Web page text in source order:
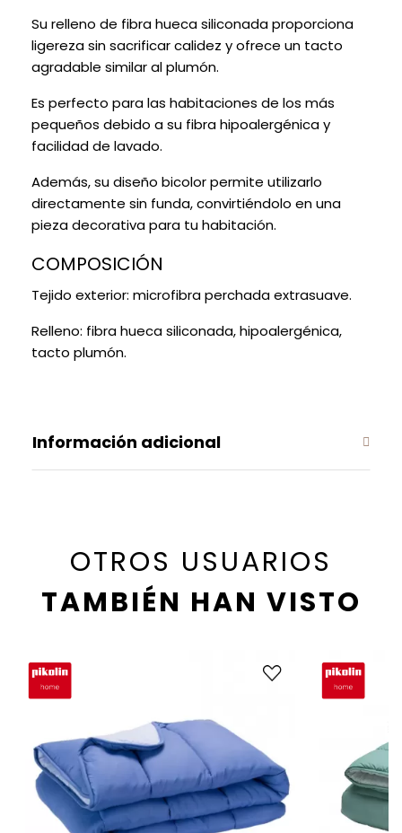
Su relleno de fibra hueca siliconada proporciona
ligereza sin sacrificar calidez y ofrece un tacto
agradable similar al plumón.
Es perfecto para las habitaciones de los más
pequeños debido a su fibra hipoalergénica y
facilidad de lavado.
Además, su diseño bicolor permite utilizarlo
directamente sin funda, convirtiéndolo en una
pieza decorativa para tu habitación.
COMPOSICIÓN
Tejido exterior: microfibra perchada extrasuave.
Relleno: fibra hueca siliconada, hipoalergénica,
tacto plumón.
Información adicional
OTROS USUARIOS
TAMBIÉN HAN VISTO